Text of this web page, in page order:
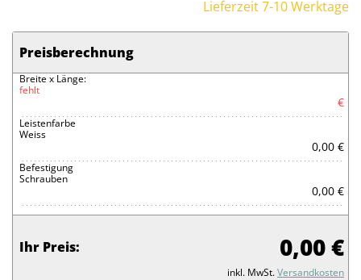
Lieferzeit 7-10 Werktage
Preisberechnung
Breite x Länge:
fehlt
€
Leistenfarbe
Weiss
0,00 €
Befestigung
Schrauben
0,00 €
Ihr Preis: 0,00 €
inkl. MwSt.Versandkosten